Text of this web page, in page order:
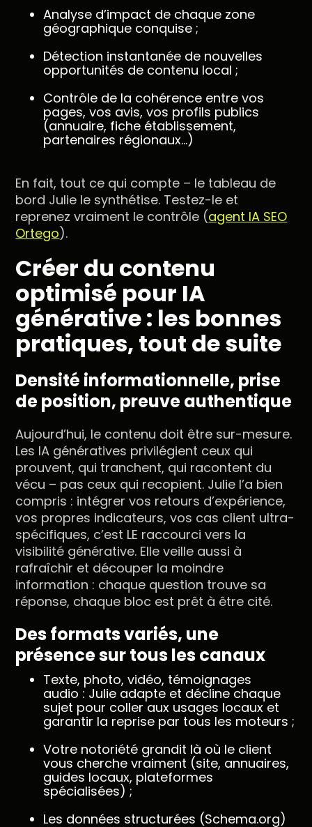
Analyse d’impact de chaque zone
géographique conquise ;
Détection instantanée de nouvelles
opportunités de contenu local ;
Contrôle de la cohérence entre vos
pages, vos avis, vos profils publics
(annuaire, fiche établissement,
partenaires régionaux…)
En fait, tout ce qui compte – le tableau de
bord Julie le synthétise. Testez-le et
reprenez vraiment le contrôle (agent IA SEO
Ortego).
Créer du contenu
optimisé pour IA
générative : les bonnes
pratiques, tout de suite
Densité informationnelle, prise
de position, preuve authentique
Aujourd’hui, le contenu doit être sur-mesure.
Les IA génératives privilégient ceux qui
prouvent, qui tranchent, qui racontent du
vécu – pas ceux qui recopient. Julie l’a bien
compris : intégrer vos retours d’expérience,
vos propres indicateurs, vos cas client ultra-
spécifiques, c’est LE raccourci vers la
visibilité générative. Elle veille aussi à
rafraîchir et découper la moindre
information : chaque question trouve sa
réponse, chaque bloc est prêt à être cité.
Des formats variés, une
présence sur tous les canaux
Texte, photo, vidéo, témoignages
audio : Julie adapte et décline chaque
sujet pour coller aux usages locaux et
garantir la reprise par tous les moteurs ;
Votre notoriété grandit là où le client
vous cherche vraiment (site, annuaires,
guides locaux, plateformes
spécialisées) ;
Les données structurées (Schema.org)